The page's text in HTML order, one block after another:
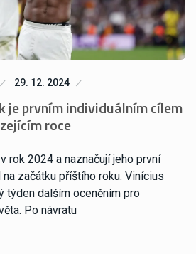
29. 12. 2024
je prvním individuálním cílem
roce
rok 2024 a naznačují jeho první
začátku příštího roku. Vinícius
týden dalším oceněním pro
Po návratu